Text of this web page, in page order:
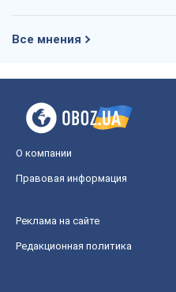
Все мнения
О компании
Правовая информация
Реклама на сайте
Редакционная политика